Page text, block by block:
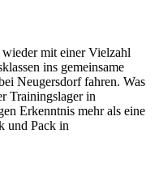
mit einer Vielzahl
ins gemeinsame
Neugersdorf fahren. Was
Trainingslager in
Erkenntnis mehr als eine
und Pack in